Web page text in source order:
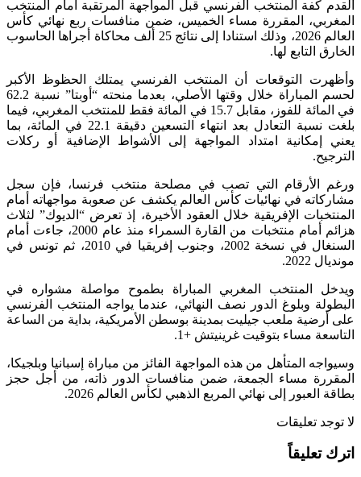
القدم كفة المنتخب الفرنسي قبل المواجهة المرتقبة أمام المنتخب
المغربي، المقررة مساء الخميس، ضمن منافسات ربع نهائي كأس
العالم 2026، وذلك استنادا إلى نتائج 25 ألف محاكاة أجراها الحاسوب
الخارق التابع لها.
وأظهرت التوقعات أن المنتخب الفرنسي يمتلك الحظوظ الأكبر
لحسم المباراة خلال وقتها الأصلي، بعدما منحته “أوبتا” نسبة 62.2
في المائة للفوز، مقابل 15.7 في المائة فقط للمنتخب المغربي، فيما
بلغت نسبة التعادل بعد انتهاء التسعين دقيقة 22.1 في المائة، بما
يعني إمكانية امتداد المواجهة إلى الأشواط الإضافية أو ركلات
الترجيح.
ورغم الأرقام التي تصب في مصلحة منتخب فرنسا، فإن سجل
مشاركاته في نهائيات كأس العالم يكشف عن صعوبة مواجهاته أمام
المنتخبات الإفريقية خلال العقود الأخيرة، إذ تعرض “الديوك” لثلاث
هزائم أمام منتخبات من القارة السمراء منذ عام 2000، جاءت أمام
السنغال في نسخة 2002، وجنوب إفريقيا في 2010، ثم تونس في
مونديال 2022.
ويدخل المنتخب المغربي المباراة بطموح مواصلة مشواره في
البطولة وبلوغ الدور نصف النهائي، عندما يواجه المنتخب الفرنسي
على أرضية ملعب جيليت بمدينة بوسطن الأمريكية، بداية من الساعة
التاسعة مساء بتوقيت غرينيتش +1.
وسيواجه المتأهل من هذه المواجهة الفائز من مباراة إسبانيا وبلجيكا،
المقررة مساء الجمعة، ضمن منافسات الدور ذاته، من أجل حجز
بطاقة العبور إلى نهائي المربع الذهبي لكأس العالم 2026.
لا توجد تعليقات
اترك تعليقاً